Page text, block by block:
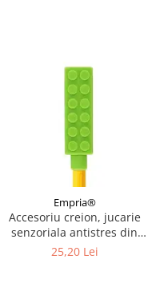
Empria®
Accesoriu creion, jucarie
senzoriala antistres din
silicon moale, Empria, Diverse
25,20 Lei